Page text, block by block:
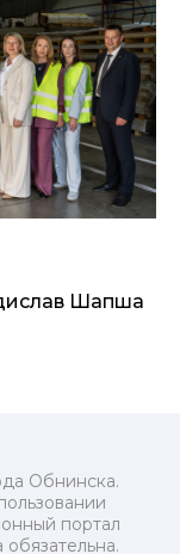
Шапша
Обнинска.
портал